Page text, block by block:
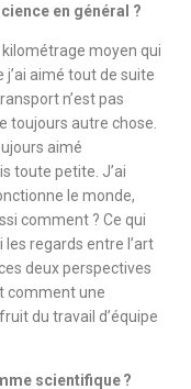
en général ?
moyen qui
j’ai aimé tout de suite
n’est pas
toujours autre chose.
aimé
toute petite. J’ai
le monde,
comment ? Ce qui
regards entre l’art
deux perspectives
comment une
du travail d’équipe
scientifique ?